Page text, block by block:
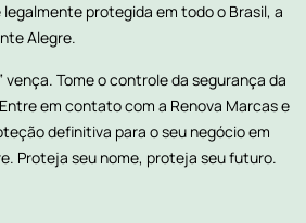
protegida em todo o Brasil, a
Alegre.
vença. Tome o controle da segurança da
em contato com a Renova Marcas e
definitiva para o seu negócio em
Proteja seu nome, proteja seu futuro.